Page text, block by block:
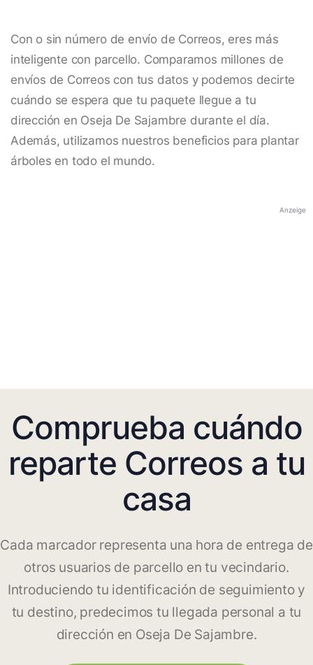
Con o sin número de envío de Correos, eres más
inteligente con parcello. Comparamos millones de
envíos de Correos con tus datos y podemos decirte
cuándo se espera que tu paquete llegue a tu
dirección en Oseja De Sajambre durante el día.
Además, utilizamos nuestros beneficios para plantar
árboles en todo el mundo.
Anzeige
Comprueba cuándo
reparte Correos a tu
casa
Cada marcador representa una hora de entrega de
otros usuarios de parcello en tu vecindario.
Introduciendo tu identificación de seguimiento y
tu destino, predecimos tu llegada personal a tu
dirección en Oseja De Sajambre.